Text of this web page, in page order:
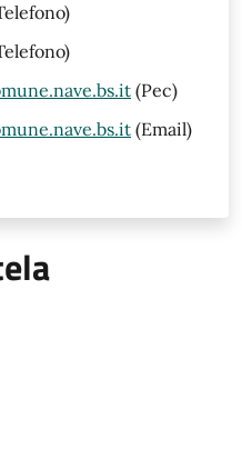
(Pec)
(Email)